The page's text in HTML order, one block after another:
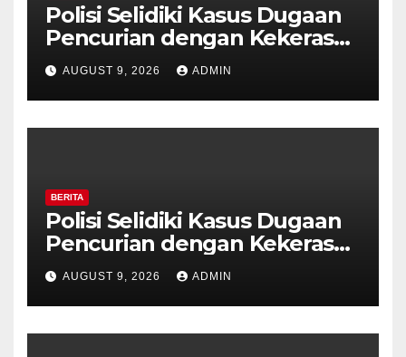
Polisi Selidiki Kasus Dugaan
Pencurian dengan Kekerasan
di Counter HP Royal Phone
Ambarawa.
AUGUST 9, 2026 ADMIN
BERITA
Polisi Selidiki Kasus Dugaan
Pencurian dengan Kekerasan
di Counter HP Royal Phone
Ambarawa.
AUGUST 9, 2026 ADMIN